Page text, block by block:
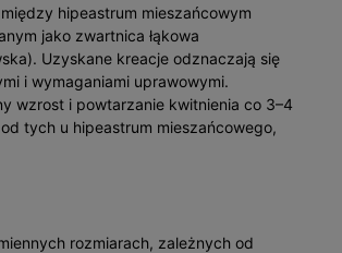
hipeastrum mieszańcowym
jako zwartnica łąkowa
Uzyskane kreacje odznaczają się
i wymaganiami uprawowymi.
wzrost i powtarzanie kwitnienia co 3–4
tych u hipeastrum mieszańcowego,
rozmiarach, zależnych od